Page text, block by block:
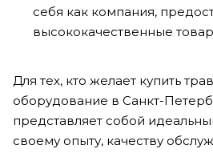
себя как компания,
высококачественные
Для тех, кто желает купить
оборудование в Санкт-
представляет собой
своему опыту, качеству